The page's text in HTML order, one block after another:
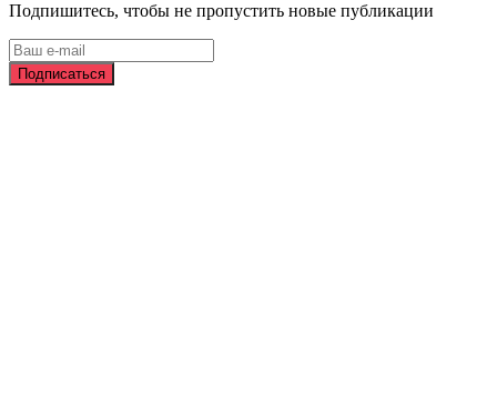
Подпишитесь, чтобы не пропустить новые публикации